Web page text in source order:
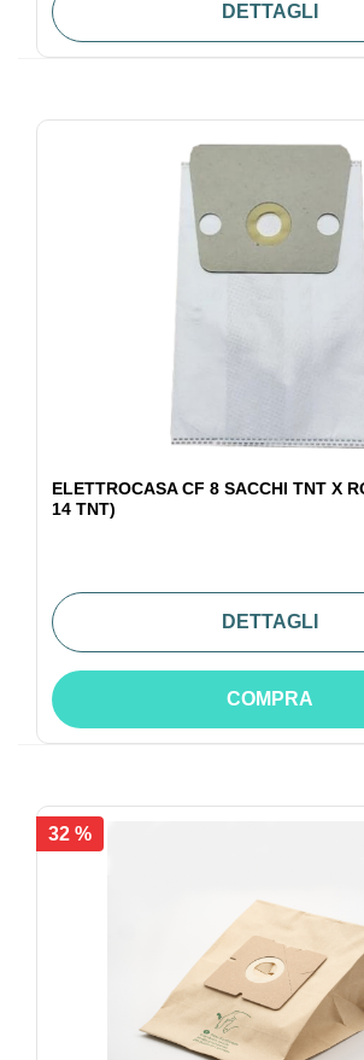
DETTAGLI
ELETTROCASA CF 8 SACCHI TNT X
14 TNT)
DETTAGLI
COMPRA
32 %